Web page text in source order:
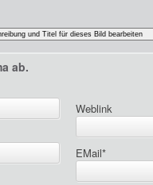
ab.
Weblink
EMail*